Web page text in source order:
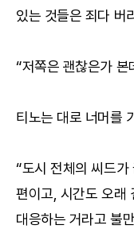
있는 것들은 죄다 버
“저쪽은 괜찮은가 본
티노는 대로 너머를
“도시 전체의 씨드
편이고, 시간도 오래
대응하는 거라고 불